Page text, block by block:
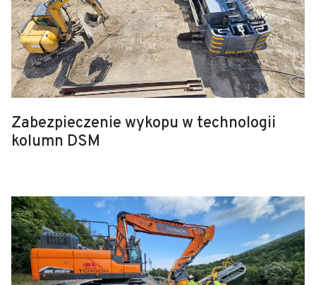
Zabezpieczenie wykopu w technologii
kolumn DSM